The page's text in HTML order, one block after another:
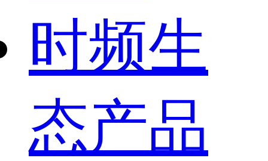
时频生
态产品